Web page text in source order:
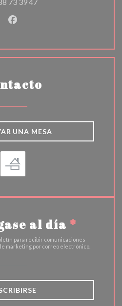
Facebook ((abre en una
UNA MESA
al día *
para recibir comunicaciones
marketing por correo electrónico.